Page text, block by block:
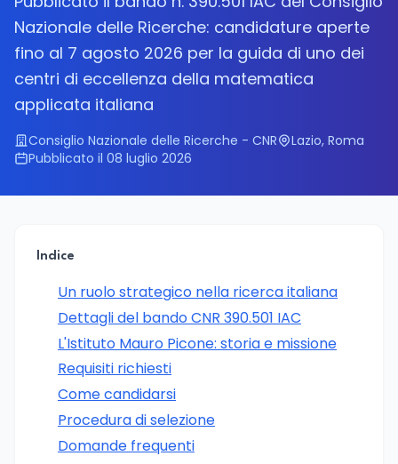
Nazionale delle Ricerche: candidature aperte
fino al 7 agosto 2026 per la guida di uno dei
centri di eccellenza della matematica
applicata italiana
Consiglio Nazionale delle Ricerche - CNR
Lazio, Roma
Pubblicato il 08 luglio 2026
Indice
Un ruolo strategico nella ricerca italiana
Dettagli del bando CNR 390.501 IAC
L'Istituto Mauro Picone: storia e missione
Requisiti richiesti
Come candidarsi
Procedura di selezione
Domande frequenti